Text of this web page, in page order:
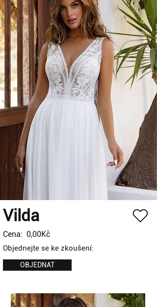
Vilda
Cena: 0,00Kč
Objednejte se ke zkoušení:
OBJEDNAT